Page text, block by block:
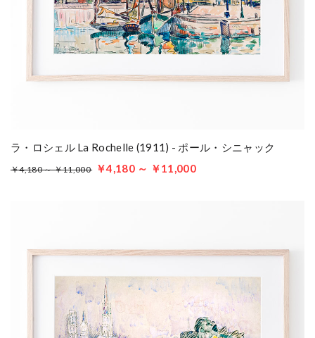
ラ・ロシェル La Rochelle (1911) - ポール・シニャック
￥4,180 ～ ￥11,000 ￥4,180 ～ ￥11,000